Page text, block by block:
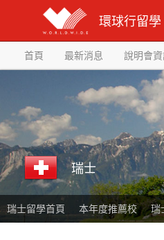
環球行留學
首頁 最新消息 說明會
瑞士
瑞士留學首頁 本年度推薦校 瑞